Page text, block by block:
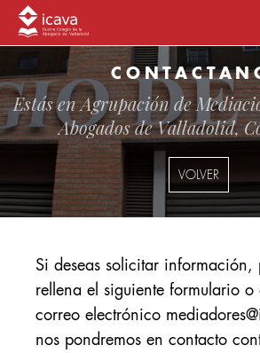
Estás enAgrupación de
Abogados de Valladolid,
VOLVER
Si deseas solicitar información,
rellena el siguiente formulario o
correo electrónico
nos pondremos en contacto